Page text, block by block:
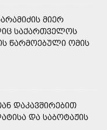
ᲛᲘᲔᲠ
ᲡᲐᲥᲐᲠᲗᲕᲔᲚᲝᲡ
ᲬᲐᲠᲛᲝᲔᲑᲣᲚᲘ ᲝᲛᲘᲡ
ᲓᲐᲙᲐᲕᲨᲘᲠᲔᲑᲘᲗ
ᲓᲐ ᲡᲐᲑᲝᲢᲐᲟᲘᲡ